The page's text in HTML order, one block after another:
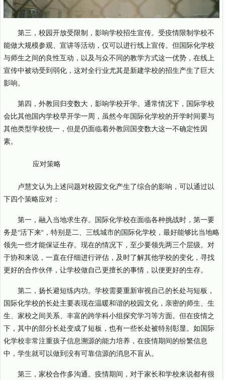
第三，校园开放受限制，影响学校招生宣传。受疫情限制学校不
能做大规模参观、宣讲等活动，仅可以进行线上宣传。但国际化学校
与师生之间的良性互动，以及与众不同的教学方式这一优势，在线上
宣传中被动受到弱化，这对全行业尤其是新建学校的招生产生了巨大
影响。
第四，外教回归变数大，影响学校开学。通常情况下，国际学校
会比其他国内学校早开学一周，虽然今年国际化学校的开学时间要与
其他类型学校统一，但是仍面临着外教回国变数大这一不确定性因
素。
应对策略
卢慧文认为上述问题对校园文化产生了综合的影响，可以通过以
下四个策略应对：
第一，融入当地求生存。国际化学校在面临各种挑战时，第一要
务是“活下来“，特别是二、三线城市的国际化学校，最好能够比当地略
领先一些才能保证生存。现在的情况下，至少要领先两三个层级。对
于协和来说，一直在仔细进行评估，及时了解其他学校的变化，寻找
更好的合作伙伴，让学校做自己更擅长的事情，以便更好的生存。
第二，扬长避短练内功。学校需要重新审视自己的长处与短板，
国际化学校的长处主要表现在温暖和谐的校园文化，亲密的师生、生
生、家校之间关系、丰富的跨学科小组探究学习等方面。但在疫情之
下，其中的部分长处变成了短板，也有一些长处被特别彰显。如国际
化学校非常注重孩子信息溯源的能力培养，在疫情期间的纷繁信息
中，学生就可以做到没有可靠信源的消息不盲从。
第三，家校合作多沟通。疫情期间，对于家长和学校来说都有很